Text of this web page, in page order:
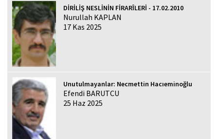
DİRİLİŞ NESLİNİN FİRARÎLERİ - 17.02.2010
Nurullah KAPLAN
17 Kas 2025
Unutulmayanlar: Necmettin Hacıeminoğlu
Efendi BARUTCU
25 Haz 2025